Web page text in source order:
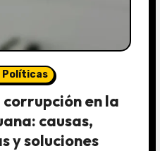
Políticas
en la
causas,
y soluciones